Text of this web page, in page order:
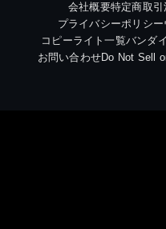
会社概要特定商取
プライバシーポリシー
コピーライト一覧バンダ
お問い合わせDo Not Sell